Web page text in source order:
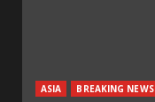
ASIA BREAKING NEWS